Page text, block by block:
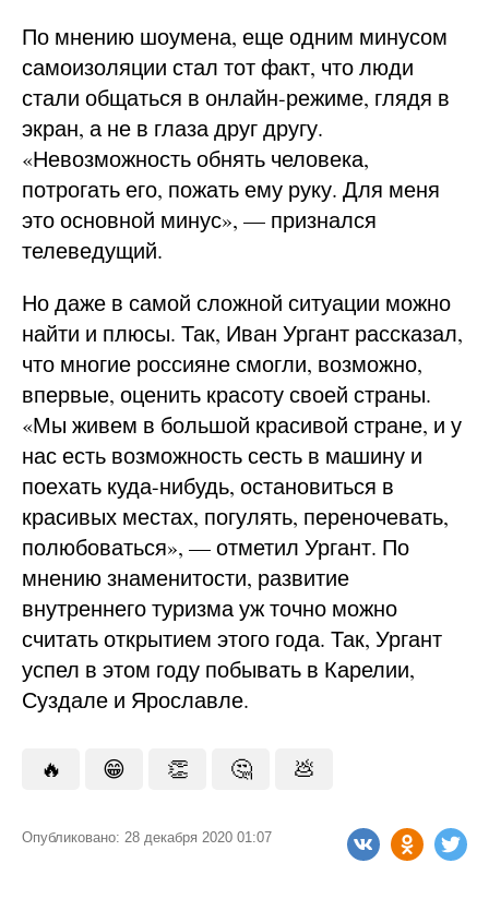
По мнению шоумена, еще одним минусом
самоизоляции стал тот факт, что люди
стали общаться в онлайн-режиме, глядя в
экран, а не в глаза друг другу.
«Невозможность обнять человека,
потрогать его, пожать ему руку. Для меня
это основной минус», — признался
телеведущий.
Но даже в самой сложной ситуации можно
найти и плюсы. Так, Иван Ургант рассказал,
что многие россияне смогли, возможно,
впервые, оценить красоту своей страны.
«Мы живем в большой красивой стране, и у
нас есть возможность сесть в машину и
поехать куда-нибудь, остановиться в
красивых местах, погулять, переночевать,
полюбоваться», — отметил Ургант. По
мнению знаменитости, развитие
внутреннего туризма уж точно можно
считать открытием этого года. Так, Ургант
успел в этом году побывать в Карелии,
Суздале и Ярославле.
🔥 😁 👏 🤔 💩
Опубликовано: 28 декабря 2020 01:07